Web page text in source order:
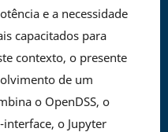
e a necessidade
capacitados para
contexto, o presente
de um
o OpenDSS, o
o Jupyter